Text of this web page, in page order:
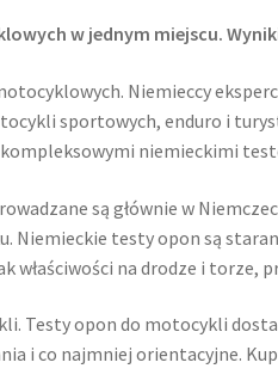
w jednym miejscu.
Niemieccy
sportowych, enduro i
niemieckimi
są głównie w
Niemieckie testy opon są
właściwości na drodze i torze,
Testy opon do motocykli
i co najmniej orientacyjne.